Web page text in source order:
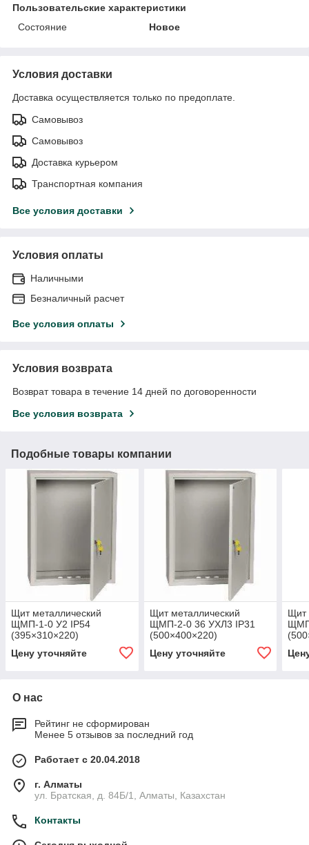
Пользовательские характеристики
Состояние
Новое
Условия доставки
Доставка осуществляется только по предоплате.
Самовывоз
Самовывоз
Доставка курьером
Транспортная компания
Все условия доставки
Условия оплаты
Наличными
Безналичный расчет
Все условия оплаты
Условия возврата
Возврат товара в течение 14 дней по договоренности
Все условия возврата
Подобные товары компании
Щит металлический
ЩМП-1-0 У2 IP54
(395×310×220)
Цену уточняйте
Щит металлический
ЩМП-2-0 36 УХЛ3 IP31
(500×400×220)
Цену уточняйте
Щит
О нас
Рейтинг не сформирован
Менее 5 отзывов за последний год
Работает с 20.04.2018
г. Алматы
ул. Братская, д. 84Б/1, Алматы, Казахстан
Контакты